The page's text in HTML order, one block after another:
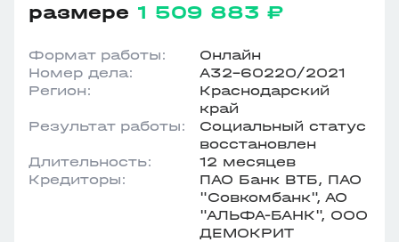
размере 1 509 883 ₽
Формат работы:
Онлайн
Номер дела:
А32-60220/2021
Регион:
Краснодарский
край
Результат работы:
Социальный статус
восстановлен
Длительность:
12 месяцев
Кредиторы:
ПАО Банк ВТБ, ПАО
"Совкомбанк", АО
"АЛЬФА-БАНК", ООО
ДЕМОКРИТ